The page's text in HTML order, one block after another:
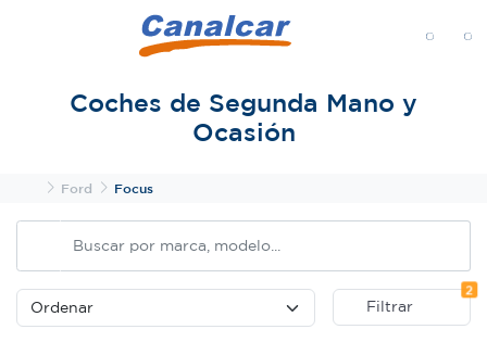
Coches de Segunda Mano y
Ocasión
InicioFord Focus
Filtrar
2